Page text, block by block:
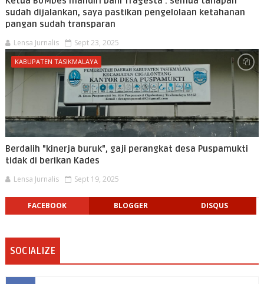
sudah dijalankan, saya pastikan pengelolaan ketahanan
pangan sudah transparan
Lensa Jurnalis Sept 23, 2025
KABUPATEN TASIKMALAYA
Berdalih "kinerja buruk", gaji perangkat desa Puspamukti
tidak di berikan Kades
Lensa Jurnalis Sept 19, 2025
FACEBOOK BLOGGER DISQUS
SOCIALIZE